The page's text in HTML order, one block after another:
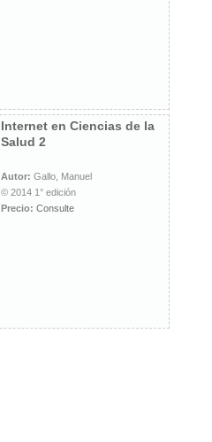
Internet en Ciencias de la
Salud 2
Autor: Gallo, Manuel
© 2014 1° edición
Precio: Consulte